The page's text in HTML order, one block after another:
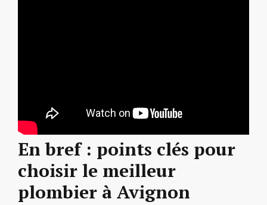
En bref : points clés pour
choisir le meilleur
plombier à Avignon